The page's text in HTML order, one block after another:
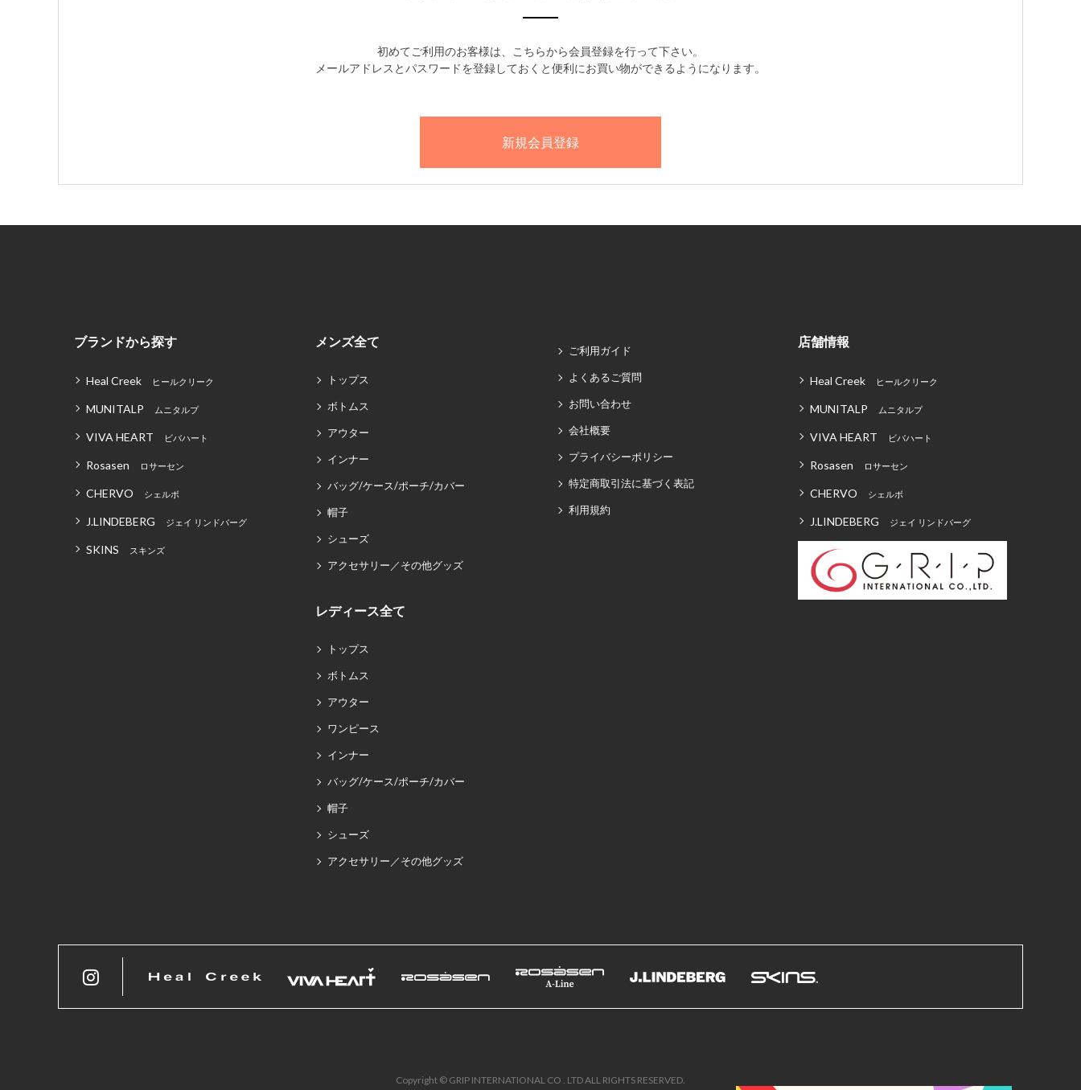
初めてご利用のお客様は、こちらから会員登録を行って下さい。
メールアドレスとパスワードを登録しておくと便利にお買い物ができるようになります。
ブランドから探す
Heal Creek ヒールクリーク
MUNITALP ムニタルプ
VIVA HEART ビバハート
Rosasen ロサーセン
CHERVO シェルボ
J.LINDEBERG ジェイ リンドバーグ
SKINS スキンズ
メンズ全て
トップス
ボトムス
アウター
インナー
バッグ/ケース/ポーチ/カバー
帽子
シューズ
アクセサリー／その他グッズ
レディース全て
トップス
ボトムス
アウター
ワンピース
インナー
バッグ/ケース/ポーチ/カバー
帽子
シューズ
アクセサリー／その他グッズ
ご利用ガイド
よくあるご質問
お問い合わせ
会社概要
プライバシーポリシー
特定商取引法に基づく表記
利用規約
店舗情報
Heal Creek ヒールクリーク
MUNITALP ムニタルプ
VIVA HEART ビバハート
Rosasen ロサーセン
CHERVO シェルボ
J.LINDEBERG ジェイ リンドバーグ
Copyright © GRIP INTERNATIONAL CO . LTD ALL RIGHTS RESERVED.